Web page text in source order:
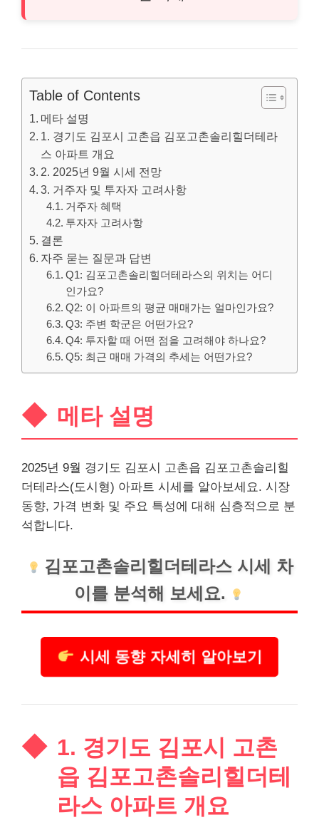
Table of Contents
메타 설명
1. 경기도 김포시 고촌읍 김포고촌솔리힐더테라
스 아파트 개요
2. 2025년 9월 시세 전망
3. 거주자 및 투자자 고려사항
거주자 혜택
투자자 고려사항
결론
자주 묻는 질문과 답변
Q1: 김포고촌솔리힐더테라스의 위치는 어디
인가요?
Q2: 이 아파트의 평균 매매가는 얼마인가요?
Q3: 주변 학군은 어떤가요?
Q4: 투자할 때 어떤 점을 고려해야 하나요?
Q5: 최근 매매 가격의 추세는 어떤가요?
메타 설명
2025년 9월 경기도 김포시 고촌읍 김포고촌솔리힐
더테라스(도시형) 아파트 시세를 알아보세요. 시장
동향, 가격 변화 및 주요 특성에 대해 심층적으로 분
석합니다.
김포고촌솔리힐더테라스 시세 차
이를 분석해 보세요.
시세 동향 자세히 알아보기
1. 경기도 김포시 고촌
읍 김포고촌솔리힐더테
라스 아파트 개요